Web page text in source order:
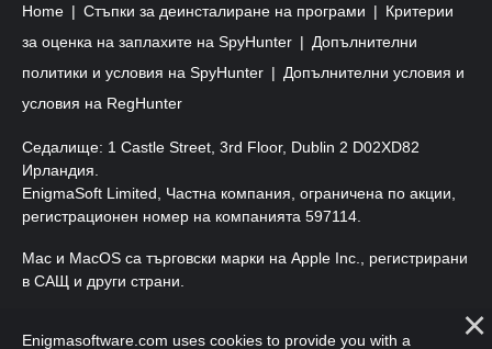
Home Стъпки за деинсталиране на програми
Критерии
за оценка на заплахите на SpyHunter
Допълнителни
политики и условия на SpyHunter
Допълнителни условия и
условия на RegHunter
Седалище: 1 Castle Street, 3rd Floor, Dublin 2 D02XD82
Ирландия.
EnigmaSoft Limited, Частна компания, ограничена по акции,
регистрационен номер на компанията 597114.
Mac и MacOS са търговски марки на Apple Inc., регистрирани
в САЩ и други страни.
Enigmasoftware.com uses cookies to provide you with a